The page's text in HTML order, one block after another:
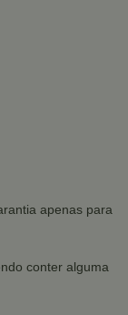
apenas para
conter alguma